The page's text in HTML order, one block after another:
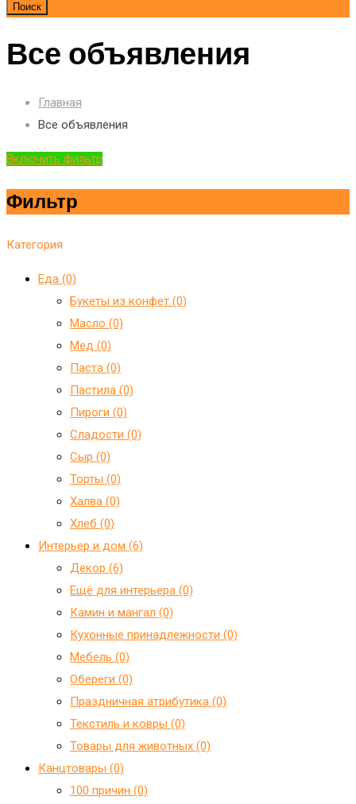
Поиск
Все объявления
Главная
Все объявления
Включить фильтр
Фильтр
Категория
Еда (0)
Букеты из конфет (0)
Масло (0)
Мед (0)
Паста (0)
Пастила (0)
Пироги (0)
Сладости (0)
Сыр (0)
Торты (0)
Халва (0)
Хлеб (0)
Интерьер и дом (6)
Декор (6)
Ещё для интерьера (0)
Камин и мангал (0)
Кухонные принадлежности (0)
Мебель (0)
Обереги (0)
Праздничная атрибутика (0)
Текстиль и ковры (0)
Товары для животных (0)
Канцтовары (0)
100 причин (0)